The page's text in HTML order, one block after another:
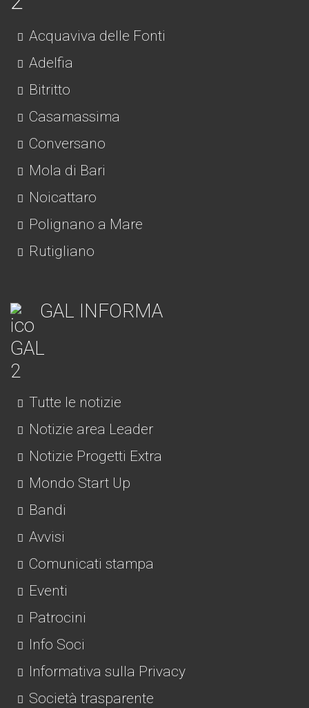
Acquaviva delle Fonti
Adelfia
Bitritto
Casamassima
Conversano
Mola di Bari
Noicattaro
Polignano a Mare
Rutigliano
GAL INFORMA
Tutte le notizie
Notizie area Leader
Notizie Progetti Extra
Mondo Start Up
Bandi
Avvisi
Comunicati stampa
Eventi
Patrocini
Info Soci
Informativa sulla Privacy
Società trasparente